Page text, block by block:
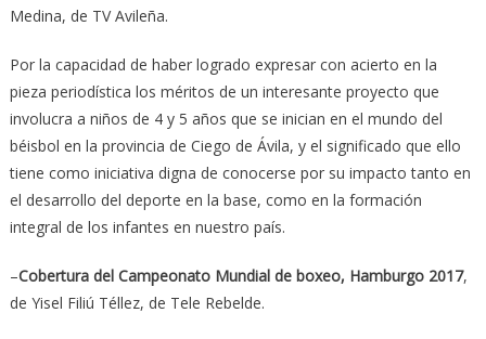
Medina, de TV Avileña.
Por la capacidad de haber logrado expresar con acierto en la
pieza periodística los méritos de un interesante proyecto que
involucra a niños de 4 y 5 años que se inician en el mundo del
béisbol en la provincia de Ciego de Ávila, y el significado que ello
tiene como iniciativa digna de conocerse por su impacto tanto en
el desarrollo del deporte en la base, como en la formación
integral de los infantes en nuestro país.
–Cobertura del Campeonato Mundial de boxeo, Hamburgo 2017,
de Yisel Filiú Téllez, de Tele Rebelde.